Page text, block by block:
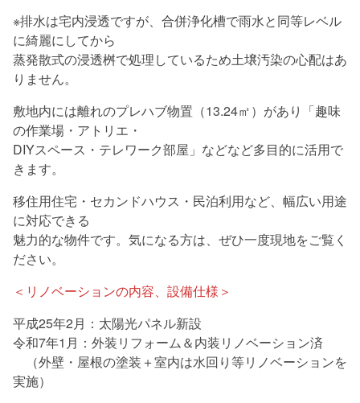
※排水は宅内浸透ですが、合併浄化槽で雨水と同等レベル
に綺麗にしてから
蒸発散式の浸透桝で処理しているため土壌汚染の心配はあ
りません。
敷地内には離れのプレハブ物置（13.24㎡）があり「趣味
の作業場・アトリエ・
DIYスペース・テレワーク部屋」などなど多目的に活用で
きます。
移住用住宅・セカンドハウス・民泊利用など、幅広い用途
に対応できる
魅力的な物件です。気になる方は、ぜひ一度現地をご覧く
ださい。
＜リノベーションの内容、設備仕様＞
平成25年2月：太陽光パネル新設
令和7年1月：外装リフォーム＆内装リノベーション済
（外壁・屋根の塗装＋室内は水回り等リノベーションを
実施）